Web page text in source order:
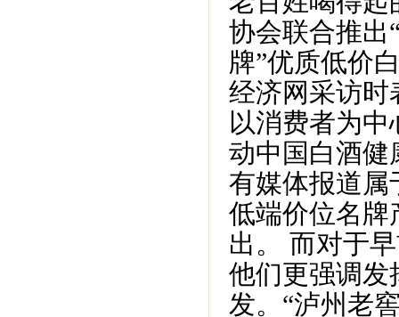
协会联合推出
牌”优质低价
经济网采访时
以消费者为
动中国白酒健
有媒体报道属
低端价位名
出。 而对于
他们更强调发
发。“泸州老